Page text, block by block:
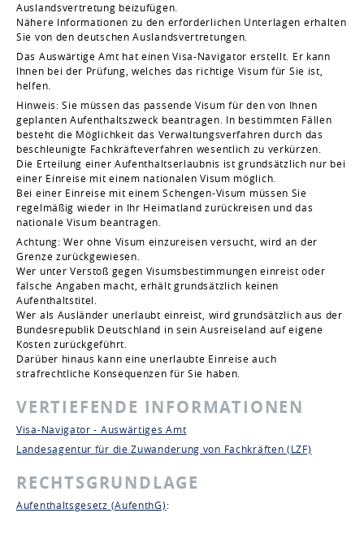
Auslandsvertretung beizufügen.
Nähere Informationen zu den erforderlichen Unterlagen erhalten
Sie von den deutschen Auslandsvertretungen.
Das Auswärtige Amt hat einen Visa-Navigator erstellt. Er kann
Ihnen bei der Prüfung, welches das richtige Visum für Sie ist,
helfen.
Hinweis: Sie müssen das passende Visum für den von Ihnen
geplanten Aufenthaltszweck beantragen. In bestimmten Fällen
besteht die Möglichkeit das Verwaltungsverfahren durch das
beschleunigte Fachkräfteverfahren wesentlich zu verkürzen.
Die Erteilung einer Aufenthaltserlaubnis ist grundsätzlich nur bei
einer Einreise mit einem nationalen Visum möglich.
Bei einer Einreise mit einem Schengen-Visum müssen Sie
regelmäßig wieder in Ihr Heimatland zurückreisen und das
nationale Visum beantragen.
Achtung: Wer ohne Visum einzureisen versucht, wird an der
Grenze zurückgewiesen.
Wer unter Verstoß gegen Visumsbestimmungen einreist oder
falsche Angaben macht, erhält grundsätzlich keinen
Aufenthaltstitel.
Wer als Ausländer unerlaubt einreist, wird grundsätzlich aus der
Bundesrepublik Deutschland in sein Ausreiseland auf eigene
Kosten zurückgeführt.
Darüber hinaus kann eine unerlaubte Einreise auch
strafrechtliche Konsequenzen für Sie haben.
VERTIEFENDE INFORMATIONEN
Visa-Navigator - Auswärtiges Amt
Landesagentur für die Zuwanderung von Fachkräften (LZF)
RECHTSGRUNDLAGE
Aufenthaltsgesetz (AufenthG):